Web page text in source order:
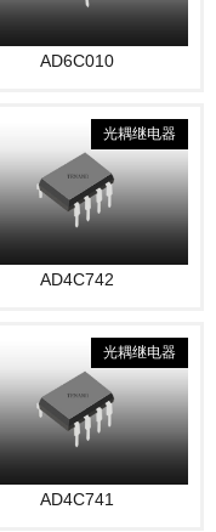
AD6C010
光耦继电器
AD4C742
光耦继电器
AD4C741